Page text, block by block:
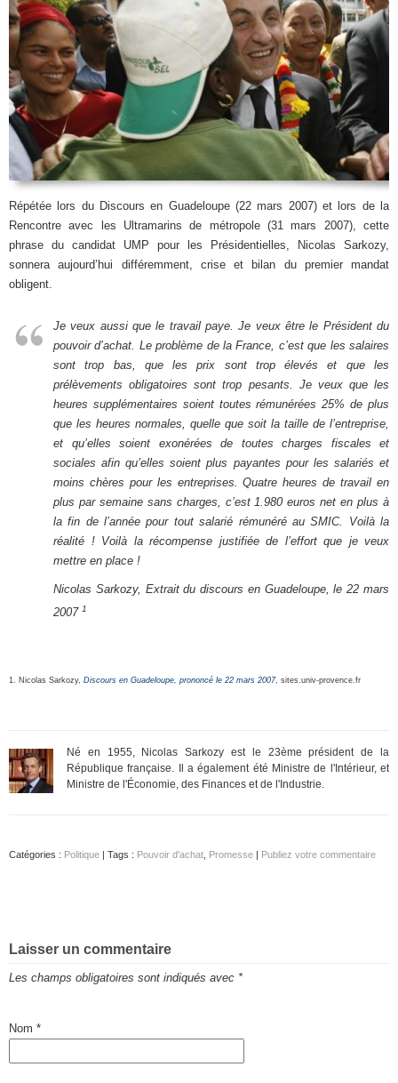
Répétée lors du Discours en Guadeloupe (22 mars 2007) et lors de la
Rencontre avec les Ultramarins de métropole (31 mars 2007), cette
phrase du candidat UMP pour les Présidentielles, Nicolas Sarkozy,
sonnera aujourd’hui différemment, crise et bilan du premier mandat
obligent.
Je veux aussi que le travail paye. Je veux être le Président du
pouvoir d’achat. Le problème de la France, c’est que les salaires
sont trop bas, que les prix sont trop élevés et que les
prélèvements obligatoires sont trop pesants. Je veux que les
heures supplémentaires soient toutes rémunérées 25% de plus
que les heures normales, quelle que soit la taille de l’entreprise,
et qu’elles soient exonérées de toutes charges fiscales et
sociales afin qu’elles soient plus payantes pour les salariés et
moins chères pour les entreprises. Quatre heures de travail en
plus par semaine sans charges, c’est 1.980 euros net en plus à
la fin de l’année pour tout salarié rémunéré au SMIC. Voilà la
réalité ! Voilà la récompense justifiée de l’effort que je veux
mettre en place !
Nicolas Sarkozy, Extrait du discours en Guadeloupe, le 22 mars
2007 1
1. Nicolas Sarkozy, Discours en Guadeloupe, prononcé le 22 mars 2007, sites.univ-provence.fr
Né en 1955, Nicolas Sarkozy est le 23ème président de la
République française. Il a également été Ministre de l'Intérieur, et
Ministre de l'Économie, des Finances et de l'Industrie.
Catégories : Politique | Tags : Pouvoir d'achat Promesse Publiez votre commentaire
Laisser un commentaire
Les champs obligatoires sont indiqués avec *
Nom *